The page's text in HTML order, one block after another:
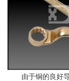
由于铜的良好